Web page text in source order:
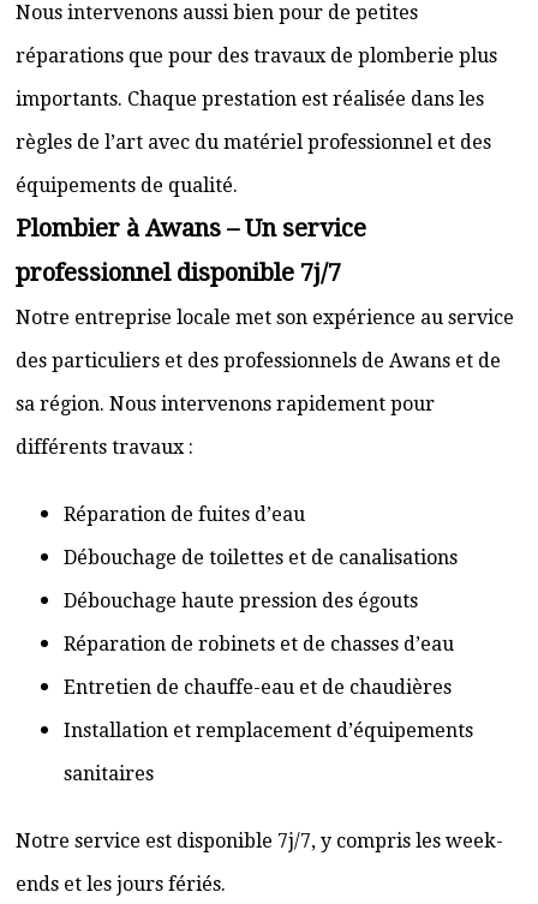
Nous intervenons aussi bien pour de petites
réparations que pour des travaux de plomberie plus
importants. Chaque prestation est réalisée dans les
règles de l’art avec du matériel professionnel et des
équipements de qualité.
Plombier à Awans – Un service
professionnel disponible 7j/7
Notre entreprise locale met son expérience au service
des particuliers et des professionnels de Awans et de
sa région. Nous intervenons rapidement pour
différents travaux :
Réparation de fuites d’eau
Débouchage de toilettes et de canalisations
Débouchage haute pression des égouts
Réparation de robinets et de chasses d’eau
Entretien de chauffe-eau et de chaudières
Installation et remplacement d’équipements
sanitaires
Notre service est disponible 7j/7, y compris les week-
ends et les jours fériés.